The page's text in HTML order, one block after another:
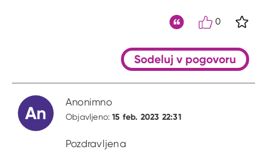
0
Sodeluj v pogovoru
An
Anonimno
Objavljeno:15 feb. 2023 22:31
Pozdravljena